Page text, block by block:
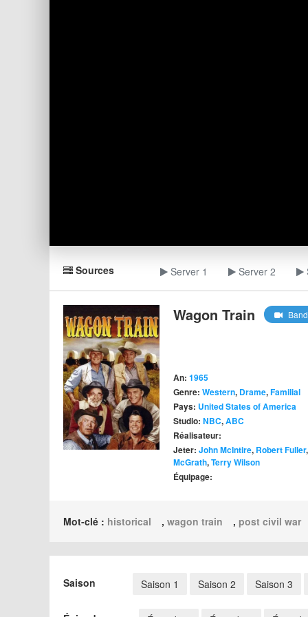
Sources Server 1 Server 2
Wagon Train
An: 1965
Genre: Western, Drame,Familial
Pays: United States of America
Studio: NBC,ABC
Réalisateur:
Jeter: John McIntire, Robert Fuller
McGrath,Terry Wilson
Équipage:
Mot-clé : historical , wagon train , post civil war
Saison Saison 1 Saison 2 Saison 3